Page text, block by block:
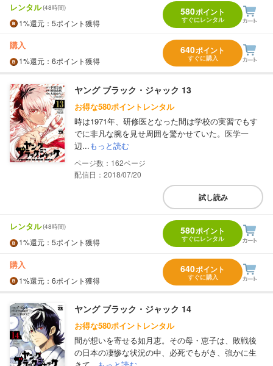
レンタル(48時間)
1%還元 ：5ポイント獲得
580ポイント
すぐにレンタル
購入
1%還元 ：6ポイント獲得
640ポイント
すぐに購入
ヤング ブラック・ジャック 13
お得な580ポイントレンタル
時は1971年、研修医となった間は学校の実習でもす
でに非凡な腕を見せ周囲を驚かせていた。医学一
辺...もっと読む
162
配信日：2018/07/20
試し読み
レンタル(48時間)
1%還元 ：5ポイント獲得
580ポイント
すぐにレンタル
購入
1%還元 ：6ポイント獲得
640ポイント
すぐに購入
ヤング ブラック・ジャック 14
お得な580ポイントレンタル
間が想いを寄せる如月恵。その母・恵子は、敗戦後
の日本の凄惨な状況の中、必死でもがき、強かに生